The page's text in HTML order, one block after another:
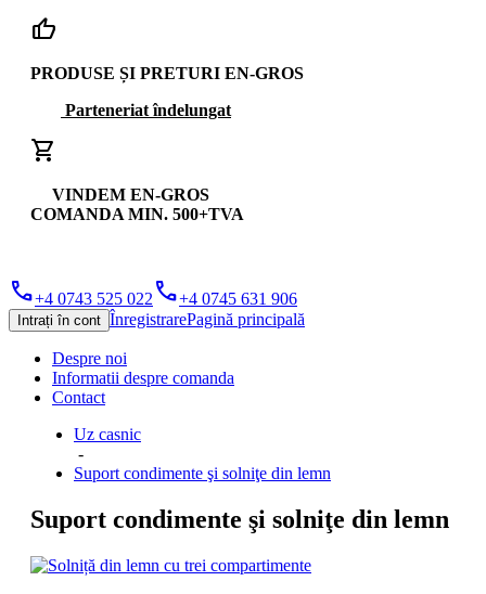
thumb_up
PRODUSE ȘI PRETURI EN-GROS
Parteneriat îndelungat
shopping_cart
VINDEM EN-GROS
COMANDA MIN. 500+TVA
phone+4 0743 525 022 phone+4 0745 631 906
Intrați în cont ÎnregistrarePagină principală
Despre noi
Informatii despre comanda
Contact
Uz casnic
-
Suport condimente şi solniţe din lemn
Suport condimente şi solniţe din lemn